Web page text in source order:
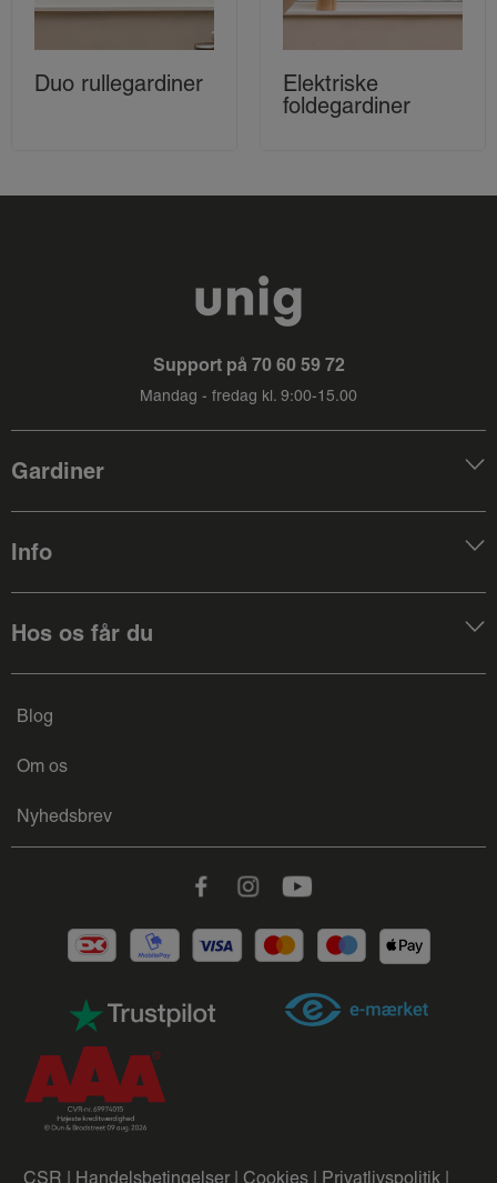
Duo rullegardiner
Elektriske
foldegardiner
Support på 70 60 59 72
Mandag - fredag kl. 9:00-15.00
Gardiner
Info
Hos os får du
Blog
Om os
Nyhedsbrev
FacebookInstagramYoutube
CSR | Handelsbetingelser | Cookies | Privatlivspolitik |